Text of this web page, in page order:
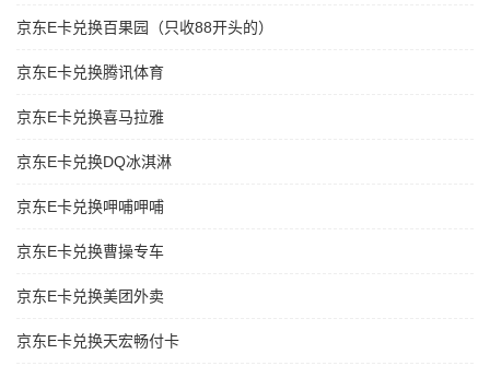
京东E卡兑换百果园（只收88开头的）
京东E卡兑换腾讯体育
京东E卡兑换喜马拉雅
京东E卡兑换DQ冰淇淋
京东E卡兑换呷哺呷哺
京东E卡兑换曹操专车
京东E卡兑换美团外卖
京东E卡兑换天宏畅付卡